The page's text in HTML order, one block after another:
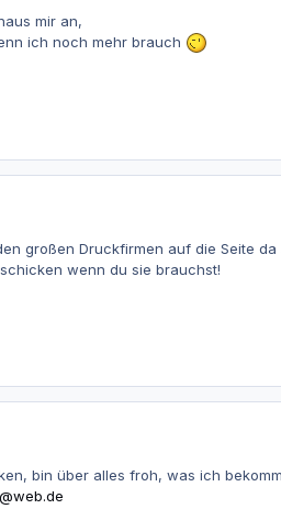
mir an,
ich noch mehr brauch
großen Druckfirmen auf die Seite
wenn du sie brauchst!
bin über alles froh, was ich